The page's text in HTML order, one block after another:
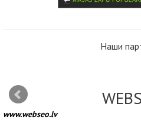
Наши
www.webseo.lv